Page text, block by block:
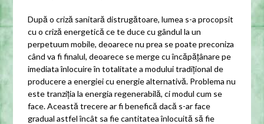
După o criză sanitară distrugătoare, lumea s-a procopsit
cu o criză energetică ce te duce cu gândul la un
perpetuum mobile, deoarece nu prea se poate preconiza
când va fi finalul, deoarece se merge cu încăpățânare pe
imediata înlocuire în totalitate a modului tradițional de
producere a energiei cu energie alternativă. Problema nu
este tranziția la energia regenerabilă, ci modul cum se
face. Această trecere ar fi benefică dacă s-ar face
gradual astfel încât sa fie cantitatea înlocuită să fie